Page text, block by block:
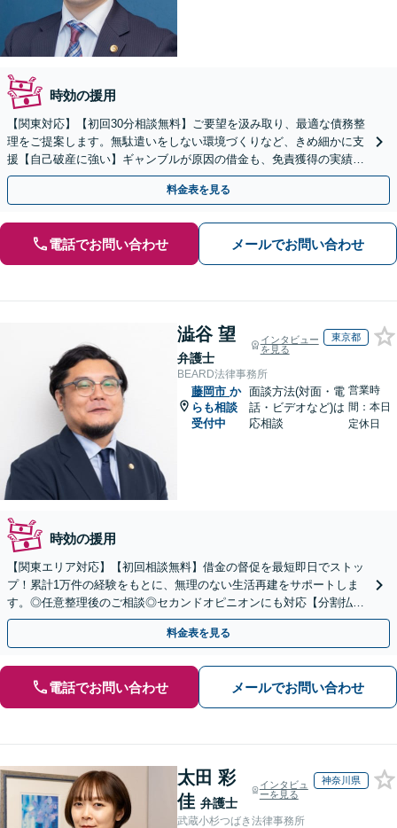
時効の援用
【関東対応】【初回30分相談無料】ご要望を汲み取り、最適な債務整
理をご提案します。無駄遣いをしない環境づくりなど、きめ細かに支
援【自己破産に強い】ギャンブルが原因の借金も、免責獲得の実績あ
り【夜間・休日対応】
料金表を見る
電話でお問い合わせ メールでお問い合わせ
澁谷 望
弁護士
インタビュー
を見る
東京都
BEARD法律事務所
藤岡市 か
らも相談
受付中
面談方法(対面・電
話・ビデオなど)は
応相談
営業時
間：本日
定休日
時効の援用
【関東エリア対応】【初回相談無料】借金の督促を最短即日でストッ
プ！累計1万件の経験をもとに、無理のない生活再建をサポートしま
す。◎任意整理後のご相談◎セカンドオピニオンにも対応【分割払い
可】【完全個室】
料金表を見る
電話でお問い合わせ メールでお問い合わせ
太田 彩
佳 弁護士
インタビュ
ーを見る
神奈川県
武蔵小杉つばき法律事務所